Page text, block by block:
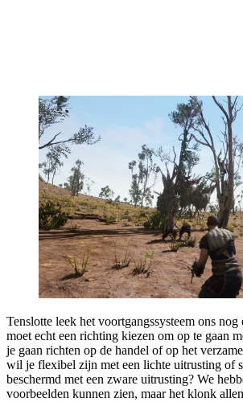
Tenslotte leek het voortgangssysteem ons nog
moet echt een richting kiezen om op te gaan
je gaan richten op de handel of op het
wil je flexibel zijn met een lichte uitrusting of
beschermd met een zware uitrusting? We
voorbeelden kunnen zien, maar het klonk